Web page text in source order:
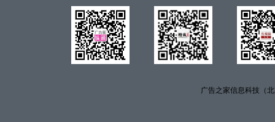
广告之家信息科技（